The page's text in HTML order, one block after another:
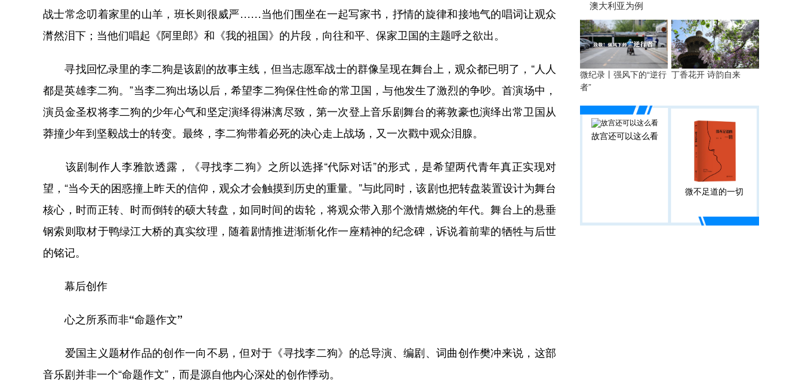
战士常念叨着家里的山羊，班长则很威严……当他们围坐在一起写家书，抒情的旋律和接地气的唱词让观众
潸然泪下；当他们唱起《阿里郎》和《我的祖国》的片段，向往和平、保家卫国的主题呼之欲出。
寻找回忆录里的李二狗是该剧的故事主线，但当志愿军战士的群像呈现在舞台上，观众都已明了，“人人
都是英雄李二狗。”当李二狗出场以后，希望李二狗保住性命的常卫国，与他发生了激烈的争吵。首演场中，
演员金圣权将李二狗的少年心气和坚定演绎得淋漓尽致，第一次登上音乐剧舞台的蒋敦豪也演绎出常卫国从
莽撞少年到坚毅战士的转变。最终，李二狗带着必死的决心走上战场，又一次戳中观众泪腺。
该剧制作人李雅歆透露，《寻找李二狗》之所以选择“代际对话”的形式，是希望两代青年真正实现对
望，“当今天的困惑撞上昨天的信仰，观众才会触摸到历史的重量。”与此同时，该剧也把转盘装置设计为舞台
核心，时而正转、时而倒转的硕大转盘，如同时间的齿轮，将观众带入那个激情燃烧的年代。舞台上的悬垂
钢索则取材于鸭绿江大桥的真实纹理，随着剧情推进渐渐化作一座精神的纪念碑，诉说着前辈的牺牲与后世
的铭记。
幕后创作
心之所系而非“命题作文”
爱国主义题材作品的创作一向不易，但对于《寻找李二狗》的总导演、编剧、词曲创作樊冲来说，这部
音乐剧并非一个“命题作文”，而是源自他内心深处的创作悸动。
澳大利亚为例
微纪录丨强风下的“逆行
者”
丁香花开 诗韵自来
故宫还可以这么看
微不足道的一切